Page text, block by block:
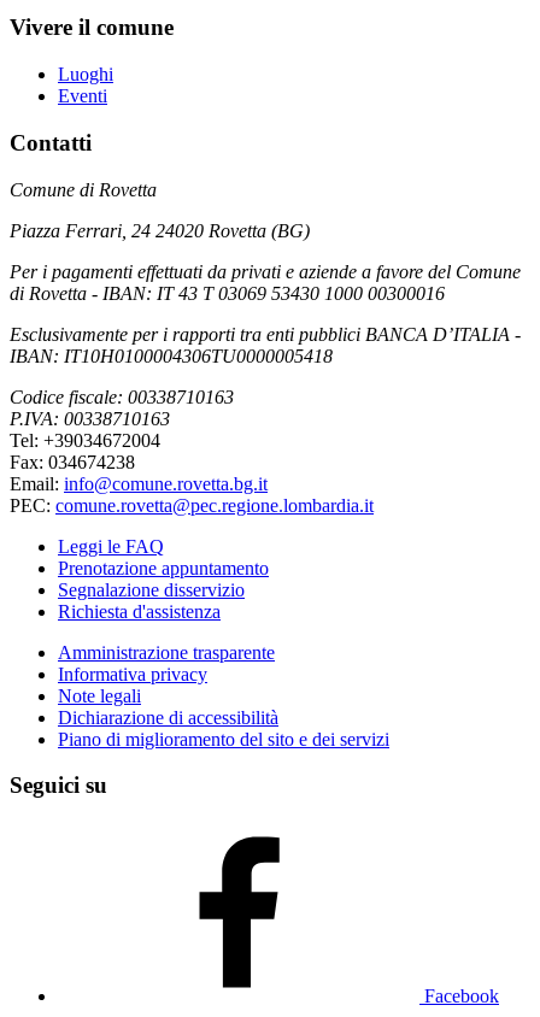
Vivere il comune
Luoghi
Eventi
Contatti
Comune di Rovetta
Piazza Ferrari, 24 24020 Rovetta (BG)
Per i pagamenti effettuati da privati e aziende a favore del Comune
di Rovetta - IBAN: IT 43 T 03069 53430 1000 00300016
Esclusivamente per i rapporti tra enti pubblici BANCA D’ITALIA -
IBAN: IT10H0100004306TU0000005418
Codice fiscale: 00338710163
P.IVA: 00338710163
Tel: +39034672004
Fax: 034674238
Email: info@comune.rovetta.bg.it
PEC: comune.rovetta@pec.regione.lombardia.it
Leggi le FAQ
Prenotazione appuntamento
Segnalazione disservizio
Richiesta d'assistenza
Amministrazione trasparente
Informativa privacy
Note legali
Dichiarazione di accessibilità
Piano di miglioramento del sito e dei servizi
Seguici su
Facebook